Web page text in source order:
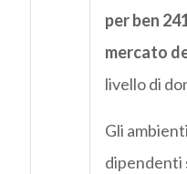
per ben
mercato
livello di
Gli
dipendenti